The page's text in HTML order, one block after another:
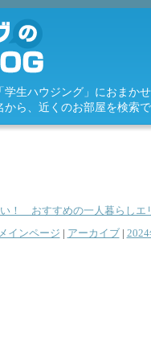
生ハウジング」におまか
ら、近くのお部屋を検索で
！ おすすめの一人暮らしエ
メインページ | アーカイブ|